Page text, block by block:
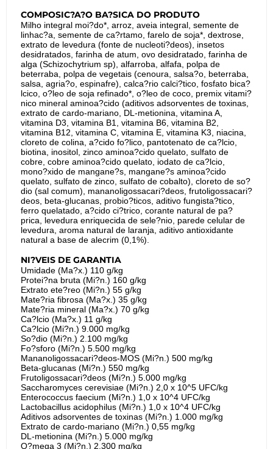
COMPOSIC?A?O BA?SICA DO PRODUTO
Milho integral moi?do*, arroz, aveia integral, semente de
linhac?a, semente de ca?rtamo, farelo de soja*, dextrose,
extrato de levedura (fonte de nucleoti?deos), insetos
desidratados, farinha de atum, ovo desidratado, farinha de
alga (Schizochytrium sp), alfarroba, alfafa, polpa de
beterraba, polpa de vegetais (cenoura, salsa?o, beterraba,
salsa, agria?o, espinafre), calca?rio calci?tico, fosfato bica?
lcico, o?leo de soja refinado*, o?leo de coco, premix vitami?
nico mineral aminoa?cido (aditivos adsorventes de toxinas,
extrato de cardo-mariano, DL-metionina, vitamina A,
vitamina D3, vitamina B1, vitamina B6, vitamina B2,
vitamina B12, vitamina C, vitamina E, vitamina K3, niacina,
cloreto de colina, a?cido fo?lico, pantotenato de ca?lcio,
biotina, inositol, zinco aminoa?cido quelato, sulfato de
cobre, cobre aminoa?cido quelato, iodato de ca?lcio,
mono?xido de mangane?s, mangane?s aminoa?cido
quelato, sulfato de zinco, sulfato de cobalto), cloreto de so?
dio (sal comum), mananoligossacari?deos, frutoligossacari?
deos, beta-glucanas, probio?ticos, aditivo fungista?tico,
ferro quelatado, a?cido ci?trico, corante natural de pa?
prica, levedura enriquecida de sele?nio, parede celular de
levedura, aroma natural de laranja, aditivo antioxidante
natural a base de alecrim (0,1%).
NI?VEIS DE GARANTIA
Umidade (Ma?x.) 110 g/kg
Protei?na bruta (Mi?n.) 160 g/kg
Extrato ete?reo (Mi?n.) 55 g/kg
Mate?ria fibrosa (Ma?x.) 35 g/kg
Mate?ria mineral (Ma?x.) 70 g/kg
Ca?lcio (Ma?x.) 11 g/kg
Ca?lcio (Mi?n.) 9.000 mg/kg
So?dio (Mi?n.) 2.100 mg/kg
Fo?sforo (Mi?n.) 5.500 mg/kg
Mananoligossacari?deos-MOS (Mi?n.) 500 mg/kg
Beta-glucanas (Mi?n.) 550 mg/kg
Frutoligossacari?deos (Mi?n.) 5.000 mg/kg
Saccharomyces cerevisiae (Mi?n.) 2,0 x 10^5 UFC/kg
Enterococcus faecium (Mi?n.) 1,0 x 10^4 UFC/kg
Lactobacillus acidophilus (Mi?n.) 1,0 x 10^4 UFC/kg
Aditivos adsorventes de toxinas (Mi?n.) 1.000 mg/kg
Extrato de cardo-mariano (Mi?n.) 0,55 mg/kg
DL-metionina (Mi?n.) 5.000 mg/kg
O?mega 3 (Mi?n.) 2.300 mg/kg